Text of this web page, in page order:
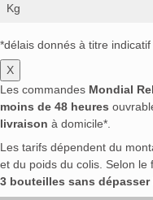
Kg
*délais donnés à titre indicatif
X
Les commandes Mondial
moins de 48 heures
livraison à domicile*.
Les tarifs dépendent du
et du poids du colis. Selon le
3 bouteilles sans dépasser